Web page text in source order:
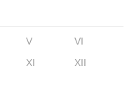
V
VI
XI XII